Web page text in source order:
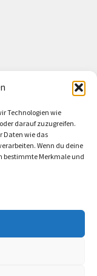
Technologien wie
darauf zuzugreifen.
Daten wie das
Wenn du deine
bestimmte Merkmale und